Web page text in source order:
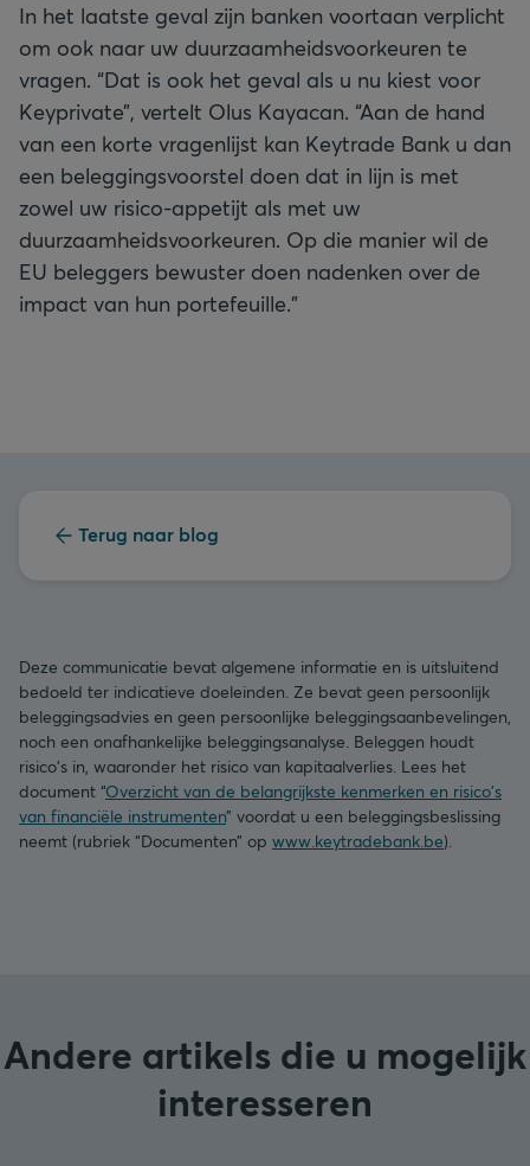
In het laatste geval zijn banken voortaan verplicht
om ook naar uw duurzaamheidsvoorkeuren te
vragen. “Dat is ook het geval als u nu kiest voor
Keyprivate”, vertelt Olus Kayacan. “Aan de hand
van een korte vragenlijst kan Keytrade Bank u dan
een beleggingsvoorstel doen dat in lijn is met
zowel uw risico-appetijt als met uw
duurzaamheidsvoorkeuren. Op die manier wil de
EU beleggers bewuster doen nadenken over de
Terug naar blog
Deze communicatie bevat algemene informatie en is uitsluitend
bedoeld ter indicatieve doeleinden. Ze bevat geen persoonlijk
beleggingsadvies en geen persoonlijke beleggingsaanbevelingen,
noch een onafhankelijke beleggingsanalyse. Beleggen houdt
risico's in, waaronder het risico van kapitaalverlies. Lees het
document “Overzicht van de belangrijkste kenmerken en risico's
van financiële instrumenten” voordat u een beleggingsbeslissing
neemt (rubriek “Documenten” op www.keytradebank.be).
Andere artikels die u mogelijk
interesseren